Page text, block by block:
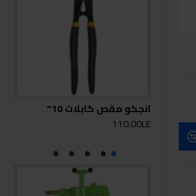
انجكو مقص كابلات 10"
110.00LE